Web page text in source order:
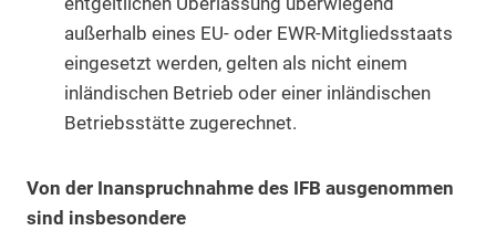
außerhalb eines EU- oder EWR-Mitgliedsstaats
eingesetzt werden, gelten als nicht einem
inländischen Betrieb oder einer inländischen
Betriebsstätte zugerechnet.
Von der Inanspruchnahme des IFB ausgenommen
sind insbesondere